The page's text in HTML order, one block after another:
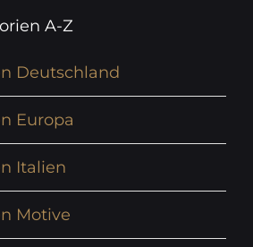
A-Z
Deutschland
Europa
Italien
Motive